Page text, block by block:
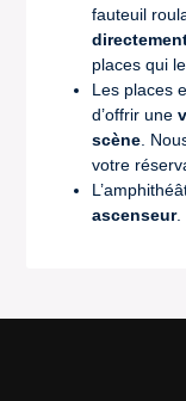
fauteuil
places qui
Les places
d’offrir une
scène .
votre
ascenseur.